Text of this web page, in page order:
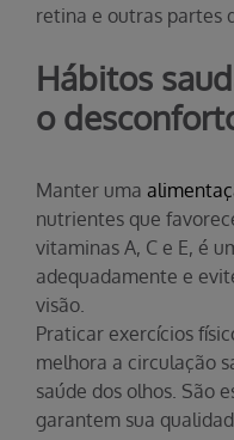
retina e outras partes
Hábitos
o
Manter uma
nutrientes que
vitaminas A, C e E, é
adequadamente e
visão.
Praticar exercícios
melhora a circulação
saúde dos olhos. São
garantem sua